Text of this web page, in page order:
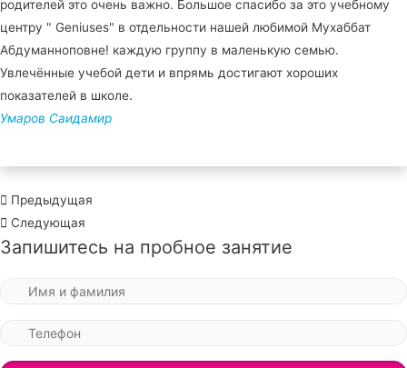
родителей это очень важно. Большое спасибо за это учебному
центру " Geniuses" в отдельности нашей любимой Мухаббат
Абдуманноповне! каждую группу в маленькую семью.
Увлечённые учебой дети и впрямь достигают хороших
показателей в школе.
Умаров Саидамир
Предыдущая
Следующая
Запишитесь на пробное занятие